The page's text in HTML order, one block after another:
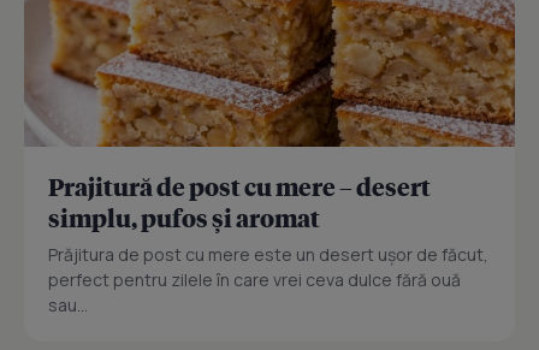
Prajitură de post cu mere – desert
simplu, pufos și aromat
Prăjitura de post cu mere este un desert ușor de făcut,
perfect pentru zilele în care vrei ceva dulce fără ouă
sau...